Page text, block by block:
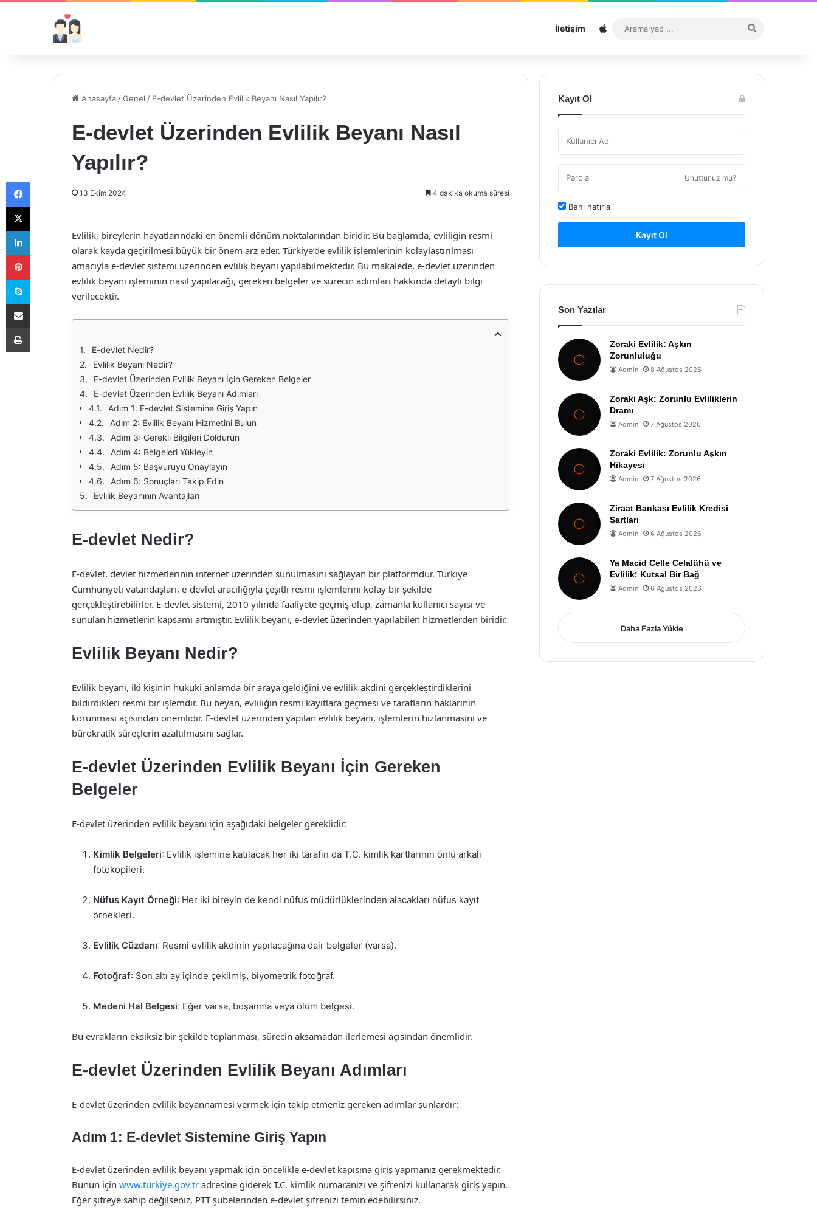
İletişim Sitemap
...
Anasayfa /Genel / E-devlet Üzerinden Evlilik Beyanı Nasıl Yapılır?
E-devlet Üzerinden Evlilik Beyanı Nasıl
Yapılır?
13 Ekim 2024 4 dakika okuma süresi
Evlilik, bireylerin hayatlarındaki en önemli dönüm noktalarından biridir. Bu bağlamda, evliliğin resmi
olarak kayda geçirilmesi büyük bir önem arz eder. Türkiye’de evlilik işlemlerinin kolaylaştırılması
amacıyla e-devlet sistemi üzerinden evlilik beyanı yapılabilmektedir. Bu makalede, e-devlet üzerinden
evlilik beyanı işleminin nasıl yapılacağı, gereken belgeler ve sürecin adımları hakkında detaylı bilgi
verilecektir.
E-devlet Nedir?
Evlilik Beyanı Nedir?
E-devlet Üzerinden Evlilik Beyanı İçin Gereken Belgeler
E-devlet Üzerinden Evlilik Beyanı Adımları
Adım 1: E-devlet Sistemine Giriş Yapın
Adım 2: Evlilik Beyanı Hizmetini Bulun
Adım 3: Gerekli Bilgileri Doldurun
Adım 4: Belgeleri Yükleyin
Adım 5: Başvuruyu Onaylayın
Adım 6: Sonuçları Takip Edin
Evlilik Beyanının Avantajları
E-devlet Nedir?
E-devlet, devlet hizmetlerinin internet üzerinden sunulmasını sağlayan bir platformdur. Türkiye
Cumhuriyeti vatandaşları, e-devlet aracılığıyla çeşitli resmi işlemlerini kolay bir şekilde
gerçekleştirebilirler. E-devlet sistemi, 2010 yılında faaliyete geçmiş olup, zamanla kullanıcı sayısı ve
sunulan hizmetlerin kapsamı artmıştır. Evlilik beyanı, e-devlet üzerinden yapılabilen hizmetlerden biridir.
Evlilik Beyanı Nedir?
Evlilik beyanı, iki kişinin hukuki anlamda bir araya geldiğini ve evlilik akdini gerçekleştirdiklerini
bildirdikleri resmi bir işlemdir. Bu beyan, evliliğin resmi kayıtlara geçmesi ve tarafların haklarının
korunması açısından önemlidir. E-devlet üzerinden yapılan evlilik beyanı, işlemlerin hızlanmasını ve
bürokratik süreçlerin azaltılmasını sağlar.
E-devlet Üzerinden Evlilik Beyanı İçin Gereken
Belgeler
E-devlet üzerinden evlilik beyanı için aşağıdaki belgeler gereklidir:
Kimlik Belgeleri: Evlilik işlemine katılacak her iki tarafın da T.C. kimlik kartlarının önlü arkalı
fotokopileri.
Nüfus Kayıt Örneği: Her iki bireyin de kendi nüfus müdürlüklerinden alacakları nüfus kayıt
örnekleri.
Evlilik Cüzdanı: Resmi evlilik akdinin yapılacağına dair belgeler (varsa).
Fotoğraf: Son altı ay içinde çekilmiş, biyometrik fotoğraf.
Medeni Hal Belgesi: Eğer varsa, boşanma veya ölüm belgesi.
Bu evrakların eksiksiz bir şekilde toplanması, sürecin aksamadan ilerlemesi açısından önemlidir.
E-devlet Üzerinden Evlilik Beyanı Adımları
E-devlet üzerinden evlilik beyannamesi vermek için takip etmeniz gereken adımlar şunlardır:
Adım 1: E-devlet Sistemine Giriş Yapın
E-devlet üzerinden evlilik beyanı yapmak için öncelikle e-devlet kapısına giriş yapmanız gerekmektedir.
Bunun için www.turkiye.gov.tr adresine giderek T.C. kimlik numaranızı ve şifrenizi kullanarak giriş yapın.
Eğer şifreye sahip değilseniz, PTT şubelerinden e-devlet şifrenizi temin edebilirsiniz.
Kayıt Ol
Unuttunuz mu?
Beni hatırla
Kayıt Ol
Son Yazılar
Zoraki Evlilik: Aşkın
Zorunluluğu
Admin 8 Ağustos 2026
Zoraki Aşk: Zorunlu Evliliklerin
Dramı
Admin 7 Ağustos 2026
Zoraki Evlilik: Zorunlu Aşkın
Hikayesi
Admin 7 Ağustos 2026
Ziraat Bankası Evlilik Kredisi
Şartları
Admin 6 Ağustos 2026
Ya Macid Celle Celalühü ve
Evlilik: Kutsal Bir Bağ
Admin 6 Ağustos 2026
Daha Fazla Yükle
Facebook
X
LinkedIn
Pinterest
Skype
E-Posta ile paylaş